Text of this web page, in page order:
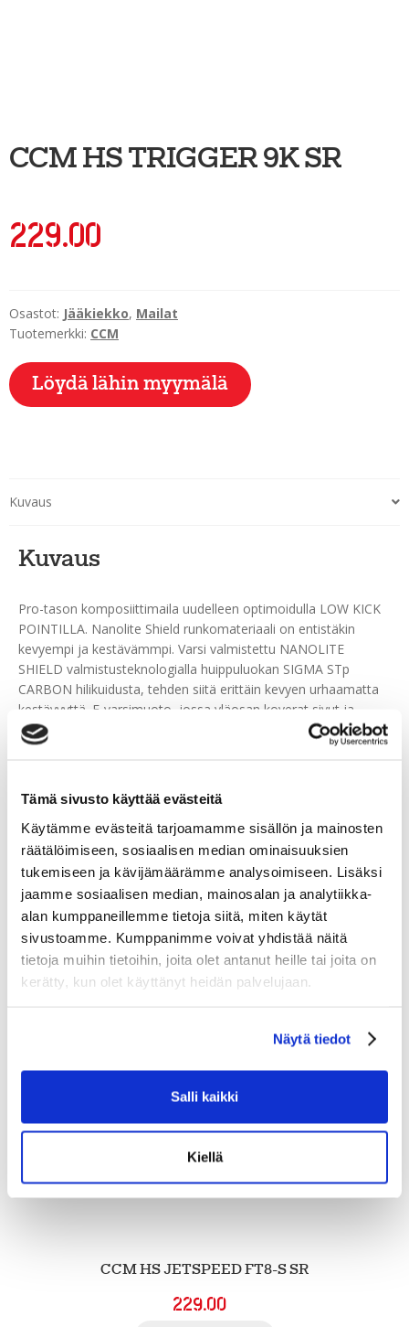
Tämä sivusto käyttää evästeitä
Käytämme evästeitä tarjoamamme sisällön ja mainosten
räätälöimiseen, sosiaalisen median ominaisuuksien
tukemiseen ja kävijämäärämme analysoimiseen. Lisäksi
jaamme sosiaalisen median, mainosalan ja analytiikka-
alan kumppaneillemme tietoja siitä, miten käytät
sivustoamme. Kumppanimme voivat yhdistää näitä
tietoja muihin tietoihin, joita olet antanut heille tai joita on
kerätty, kun olet käyttänyt heidän palvelujaan.
Näytä tiedot
Salli kaikki
Kiellä
CCM HS TRIGGER 9K SR
229.00
Osastot: Jääkiekko, Mailat
Tuotemerkki: CCM
Löydä lähin myymälä
Kuvaus
Kuvaus
Pro-tason komposiittimaila uudelleen optimoidulla LOW KICK
POINTILLA. Nanolite Shield runkomateriaali on entistäkin
kevyempi ja kestävämmpi. Varsi valmistettu NANOLITE
SHIELD valmistusteknologialla huippuluokan SIGMA STp
CARBON hilikuidusta, tehden siitä erittäin kevyen urhaamatta
kestävyyttä. E-varsimuoto, jossa yläosan koverat sivut ja
pyöristetyt kulmat mahdollistavat tukevan ja mukavan otteen
mailasta, kun taas keskiosassa koveran etusivun ja suoran
ottelun ratkaisuhetkillä. Mailan lavan HELICOID ja DUALFEEL
teknologiat antavat sinulle kiekonkäsittelyyn entisäkin
paremman tuntuman sekä parantavat lavan kestävyyttä.
Tutustu myös
CCM HS JETSPEED FT8-S SR
229.00